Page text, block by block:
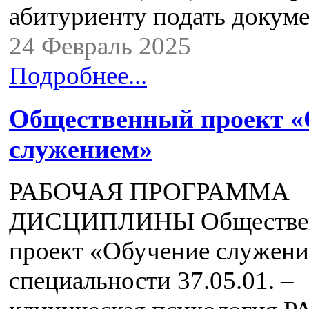
абитуриенту подать
24 Февраль 2025
Подробнее...
Общественный проект
служением»
РАБОЧАЯ ПРОГРАММА
ДИСЦИПЛИНЫ
проект «Обучение
специальности 37.05.01. –